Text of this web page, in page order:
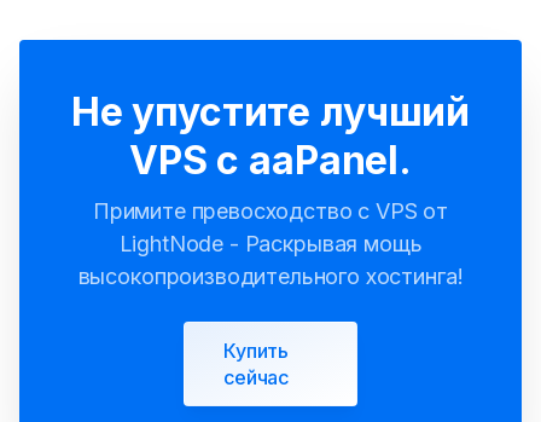
Не упустите лучший
VPS с aaPanel.
Примите превосходство с VPS от
LightNode - Раскрывая мощь
высокопроизводительного хостинга!
Купить
сейчас